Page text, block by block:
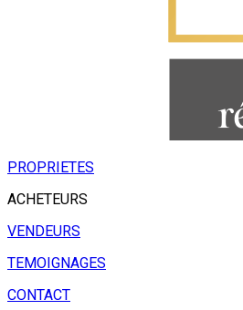
PROPRIETES
ACHETEURS
VENDEURS
TEMOIGNAGES
CONTACT